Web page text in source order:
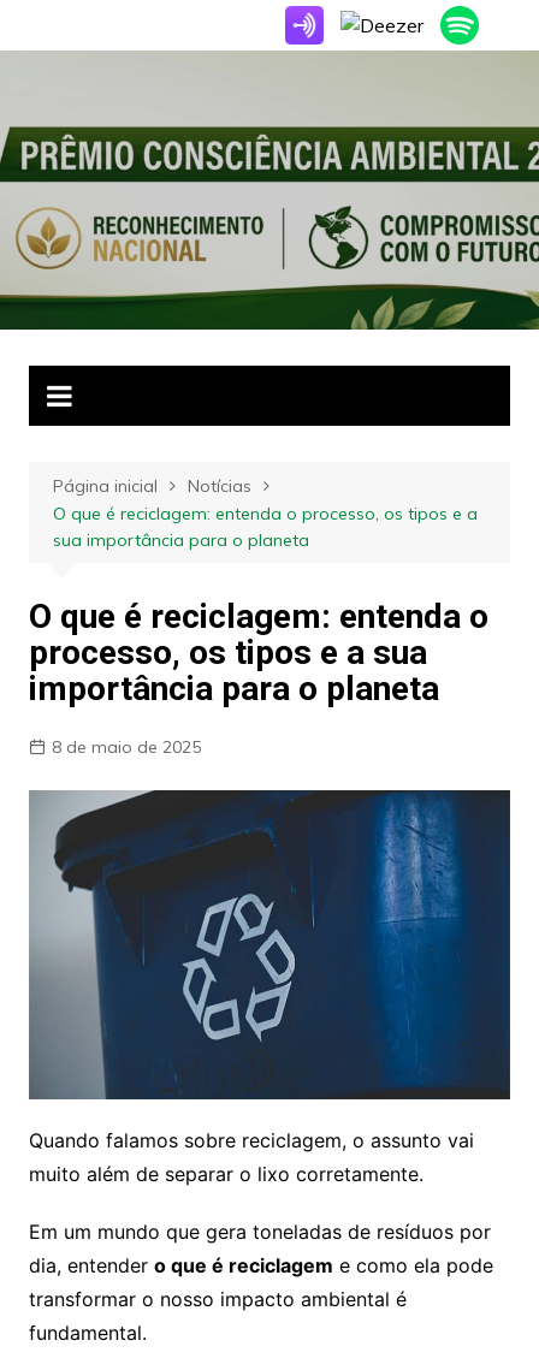
para
Página inicial
Notícias
O que é reciclagem: entenda o processo, os tipos e a
sua importância para o planeta
O que é reciclagem: entenda o
processo, os tipos e a sua
importância para o planeta
8 de maio de 2025
Quando falamos sobre reciclagem, o assunto vai
muito além de separar o lixo corretamente.
Em um mundo que gera toneladas de resíduos por
dia, entender o que é reciclagem e como ela pode
transformar o nosso impacto ambiental é
fundamental.